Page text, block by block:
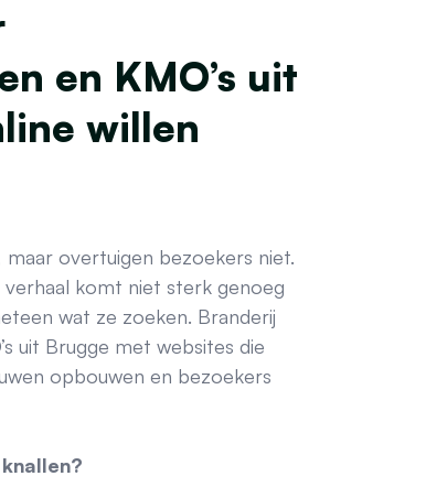
en KMO’s uit
willen
overtuigen bezoekers niet.
komt niet sterk genoeg
wat ze zoeken. Branderij
uit Brugge met websites die
opbouwen en bezoekers